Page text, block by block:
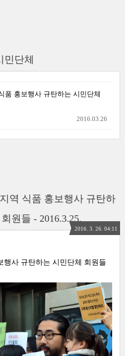
민단체
품 홍보행사 규탄하는 시민단체
2016.03.26
역 식품 홍보행사 규탄하
원들 - 2016.3.25.
2016. 3. 26. 04:11
행사 규탄하는 시민단체 회원들